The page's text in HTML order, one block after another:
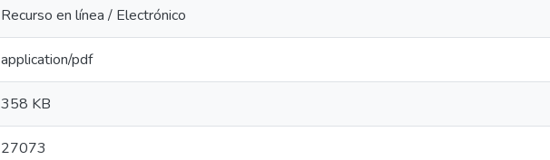
Recurso en línea / Electrónico
application/pdf
358 KB
27073